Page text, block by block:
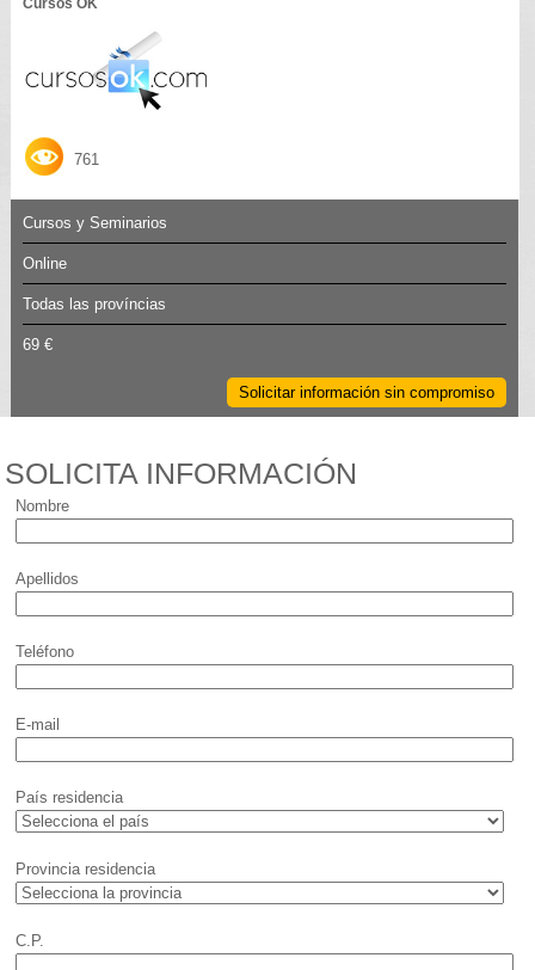
761
Cursos y Seminarios
Online
Todas las províncias
69 €
Solicitar información sin compromiso
SOLICITA INFORMACIÓN
Nombre
Apellidos
Teléfono
E-mail
País residencia
Provincia residencia
C.P.